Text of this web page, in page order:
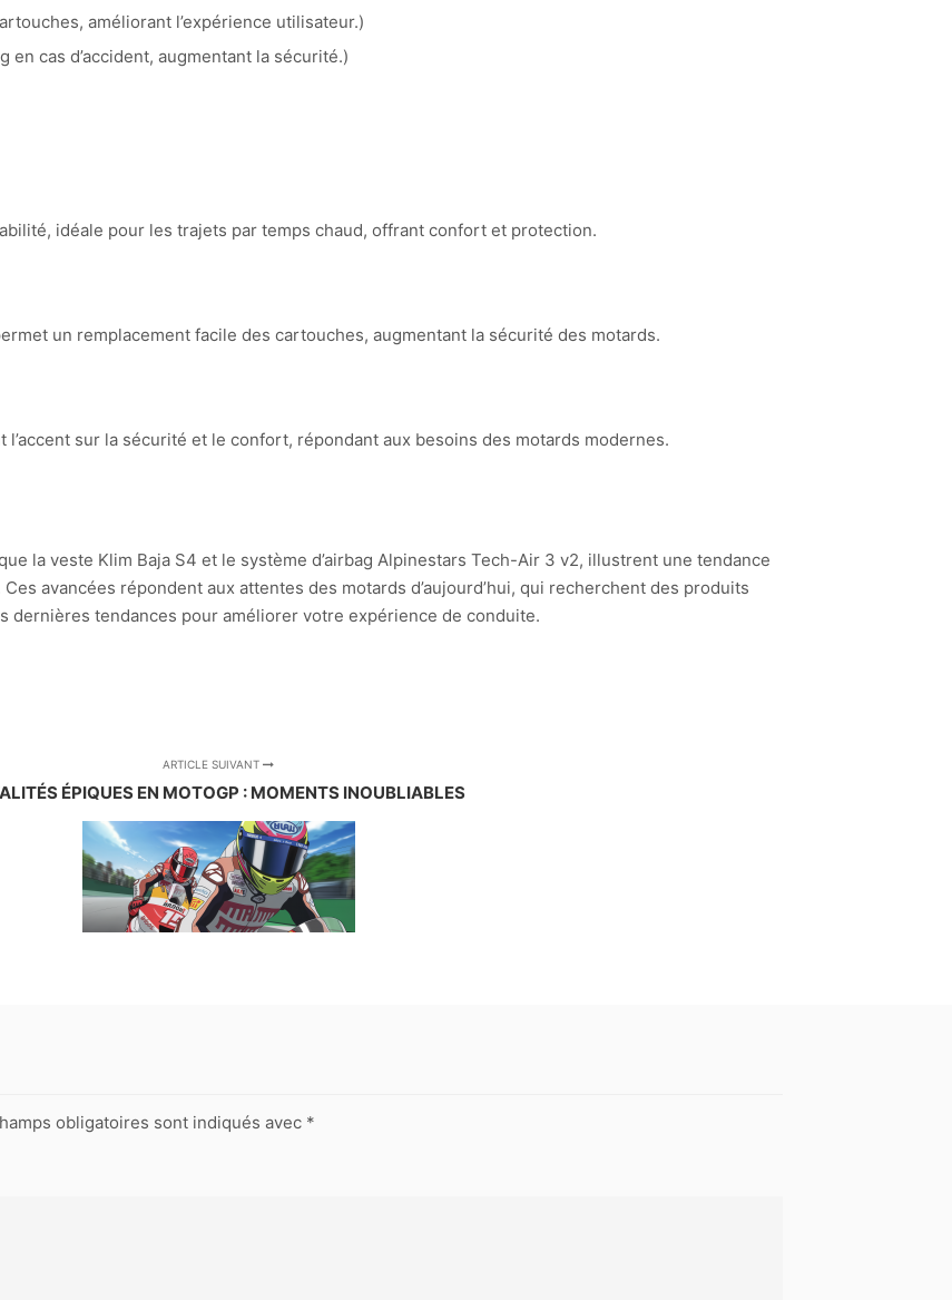
améliorant l’expérience utilisateur.)
en cas d’accident, augmentant la sécurité.)
idéale pour les trajets par temps chaud, offrant confort et protection.
un remplacement facile des cartouches, augmentant la sécurité des motards.
l’accent sur la sécurité et le confort, répondant aux besoins des motards modernes.
la veste Klim Baja S4 et le système d’airbag Alpinestars Tech-Air 3 v2, illustrent une tendance
avancées répondent aux attentes des motards d’aujourd’hui, qui recherchent des produits
dernières tendances pour améliorer votre expérience de conduite.
ARTICLE SUIVANT
ÉPIQUES EN MOTOGP : MOMENTS INOUBLIABLES
obligatoires sont indiqués avec *